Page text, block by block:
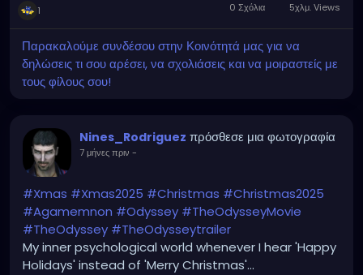
1 0 Σχόλια 5χλμ. Views
Παρακαλούμε συνδέσου στην Κοινότητά μας για να
δηλώσεις τι σου αρέσει, να σχολιάσεις και να μοιραστείς με
τους φίλους σου!
Nines_Rodriguez πρόσθεσε μια φωτογραφία
7 μήνες πριν -
#Xmas #Xmas2025 #Christmas #Christmas2025
#Agamemnon #Odyssey #TheOdysseyMovie
#TheOdyssey #TheOdysseytrailer
My inner psychological world whenever I hear 'Happy
Holidays' instead of 'Merry Christmas'...